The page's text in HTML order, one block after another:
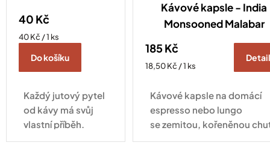
40 Kč
Měrná
40 Kč / 1 ks
Do košíku
Každý jutový pytel
od kávy má svůj
vlastní příběh.
Ještě nedávno
Kávové kapsle - India
Monsooned Malabar
185 Kč
Měrná
18,50 Kč / 1 ks
Detail
Kávové kapsle na domácí
espresso nebo lungo
se zemitou, kořeněnou
plnou hořké čokolády